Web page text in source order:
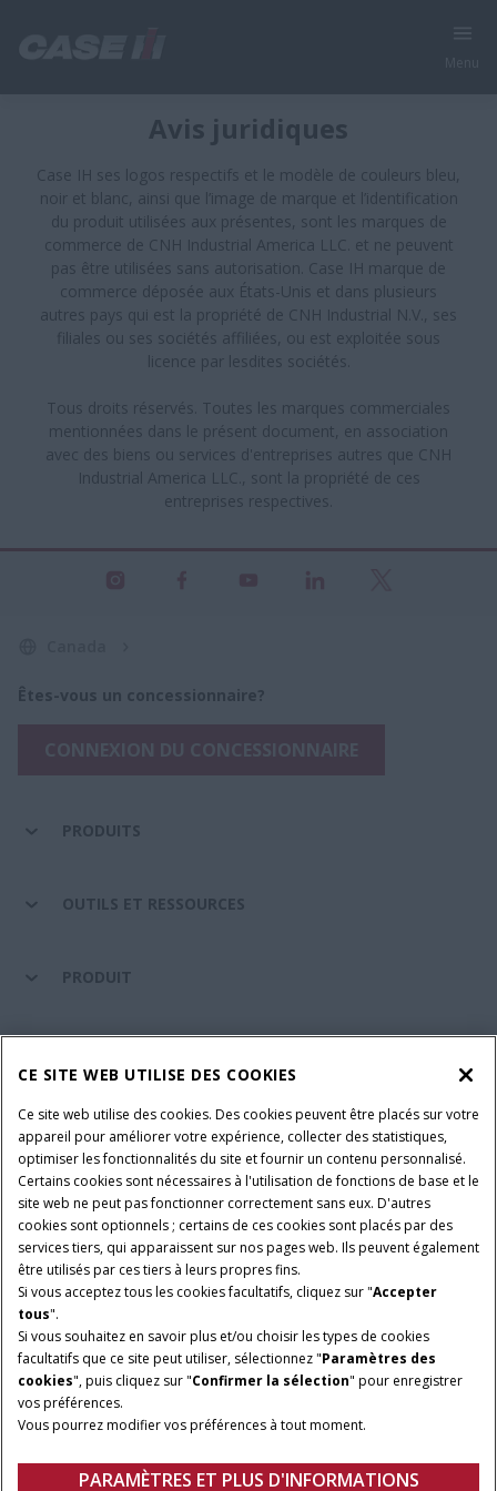
Avis juridiques
Case IH ses logos respectifs et le modèle de couleurs bleu,
noir et blanc, ainsi que l’image de marque et l’identification
du produit utilisées aux présentes, sont les marques de
commerce de CNH Industrial America LLC. et ne peuvent
pas être utilisées sans autorisation. Case IH marque de
commerce déposée aux États-Unis et dans plusieurs
autres pays qui est la propriété de CNH Industrial N.V., ses
filiales ou ses sociétés affiliées, ou est exploitée sous
licence par lesdites sociétés.
Tous droits réservés. Toutes les marques commerciales
mentionnées dans le présent document, en association
avec des biens ou services d'entreprises autres que CNH
Industrial America LLC., sont la propriété de ces
entreprises respectives.
Êtes-vous un concessionnaire?
PRODUITS
OUTILS ET RESSOURCES
PRODUIT
SUIVEZ-NOUS
PARAMÈTRES ET PLUS D'INFORMATIONS
Avis juridiques
Avis de confidentialité
Conditions contractuelles
© 2026 CNH Industrial America LLC. All Rights Reserved. Case IH is a
trademark of CNH Industrial America LLC.
CE SITE WEB UTILISE DES COOKIES
Ce site web utilise des cookies. Des cookies peuvent être placés sur votre
appareil pour améliorer votre expérience, collecter des statistiques,
optimiser les fonctionnalités du site et fournir un contenu personnalisé.
Certains cookies sont nécessaires à l'utilisation de fonctions de base et le
site web ne peut pas fonctionner correctement sans eux. D'autres
cookies sont optionnels ; certains de ces cookies sont placés par des
services tiers, qui apparaissent sur nos pages web. Ils peuvent également
être utilisés par ces tiers à leurs propres fins.
Si vous acceptez tous les cookies facultatifs, cliquez sur "Accepter
tous".
Si vous souhaitez en savoir plus et/ou choisir les types de cookies
facultatifs que ce site peut utiliser, sélectionnez "Paramètres des
cookies", puis cliquez sur "Confirmer la sélection" pour enregistrer
vos préférences.
Vous pourrez modifier vos préférences à tout moment.
PARAMÈTRES ET PLUS D'INFORMATIONS